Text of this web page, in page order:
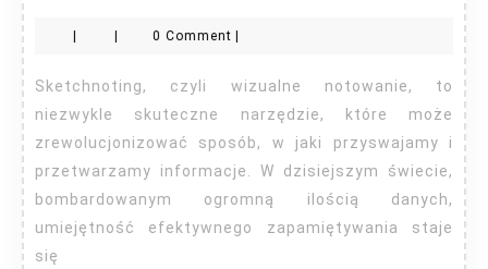
jest
przydatny
| | 0 Comment |
Sketchnoting, czyli wizualne notowanie, to
niezwykle skuteczne narzędzie, które może
zrewolucjonizować sposób, w jaki przyswajamy i
przetwarzamy informacje. W dzisiejszym świecie,
bombardowanym ogromną ilością danych,
umiejętność efektywnego zapamiętywania staje
się